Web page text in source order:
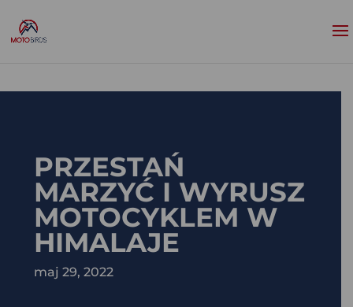
PRZESTAŃ
MARZYĆ I WYRUSZ
MOTOCYKLEM W
HIMALAJE
maj 29, 2022